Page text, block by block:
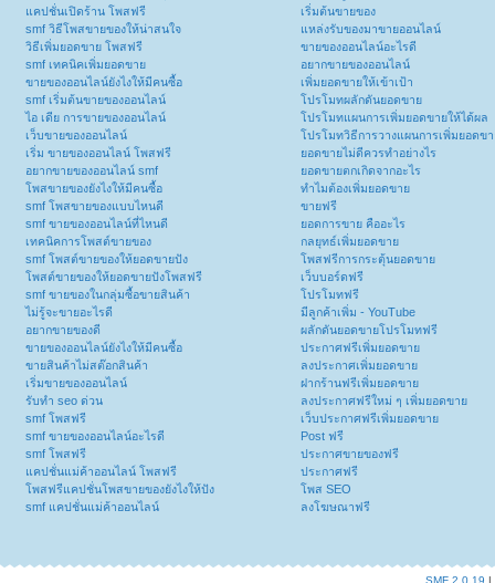
แคปชั่นเปิดร้าน โพสฟรี
smf วิธีโพสขายของให้น่าสนใจ
วิธีเพิ่มยอดขาย โพสฟรี
smf เทคนิคเพิ่มยอดขาย
ขายของออนไลน์ยังไงให้มีคนซื้อ
smf เริ่มต้นขายของออนไลน์
ไอ เดีย การขายของออนไลน์
เว็บขายของออนไลน์
เริ่ม ขายของออนไลน์ โพสฟรี
อยากขายของออนไลน์ smf
โพสขายของยังไงให้มีคนซื้อ
smf โพสขายของแบบไหนดี
smf ขายของออนไลน์ที่ไหนดี
เทคนิคการโพสต์ขายของ
smf โพสต์ขายของให้ยอดขายปัง
โพสต์ขายของให้ยอดขายปังโพสฟรี
smf ขายของในกลุ่มซื้อขายสินค้า
ไม่รู้จะขายอะไรดี
อยากขายของดี
ขายของออนไลน์ยังไงให้มีคนซื้อ
ขายสินค้าไม่สต๊อกสินค้า
เริ่มขายของออนไลน์
รับทำ seo ด่วน
smf โพสฟรี
smf ขายของออนไลน์อะไรดี
smf โพสฟรี
แคปชั่นแม่ค้าออนไลน์ โพสฟรี
โพสฟรีแคปชั่นโพสขายของยังไงให้ปัง
smf แคปชั่นแม่ค้าออนไลน์
เริ่มต้นขายของ
แหล่งรับของมาขายออนไลน์
ขายของออนไลน์อะไรดี
อยากขายของออนไลน์
เพิ่มยอดขายให้เข้าเป้า
โปรโมทผลักดันยอดขาย
โปรโมทแผนการเพิ่มยอดขายให้ได้ผล
โปรโมทวิธีการวางแผนการเพิ่มยอดข
ยอดขายไม่ดีควรทำอย่างไร
ยอดขายตกเกิดจากอะไร
ทำไมต้องเพิ่มยอดขาย
ขายฟรี
ยอดการขาย คืออะไร
กลยุทธ์เพิ่มยอดขาย
โพสฟรีการกระตุ้นยอดขาย
เว็บบอร์ดฟรี
โปรโมทฟรี
มีลูกค้าเพิ่ม - YouTube
ผลักดันยอดขายโปรโมทฟรี
ประกาศฟรีเพิ่มยอดขาย
ลงประกาศเพิ่มยอดขาย
ฝากร้านฟรีเพิ่มยอดขาย
ลงประกาศฟรีใหม่ ๆ เพิ่มยอดขาย
เว็บประกาศฟรีเพิ่มยอดขาย
Post ฟรี
ประกาศขายของฟรี
ประกาศฟรี
โพส SEO
ลงโฆษณาฟรี
SMF 2.0.19 |